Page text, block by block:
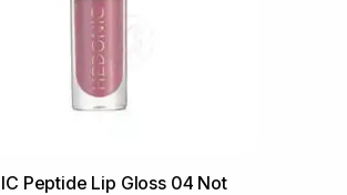
Peptide Lip Gloss 04 Not